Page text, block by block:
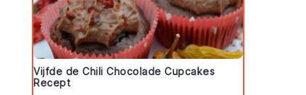
Vijfde de Chili Chocolade Cupcakes
Recept